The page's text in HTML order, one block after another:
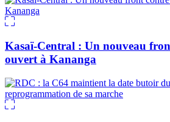
Kasaï-Central : Un nouveau
ouvert à Kananga